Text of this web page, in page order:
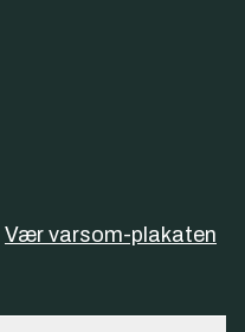
Vær varsom-plakaten